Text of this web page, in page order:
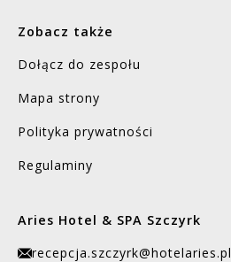
Zobacz także
Dołącz do zespołu
Mapa strony
Polityka prywatności
Regulaminy
Aries Hotel & SPA Szczyrk
recepcja.szczyrk@hotelaries.pl